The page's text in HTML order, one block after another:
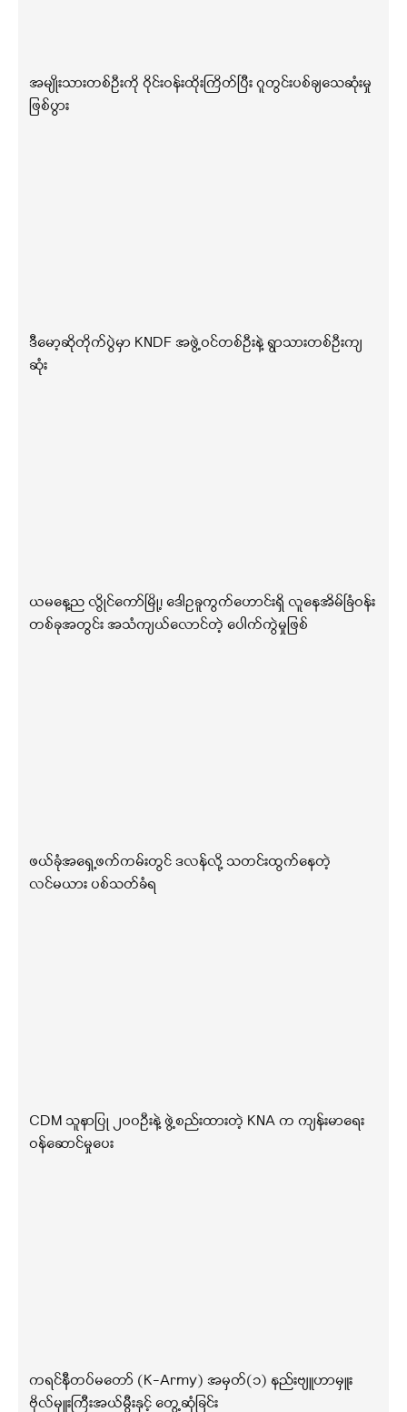
အမျိုးသားတစ်ဦးကို ဝိုင်းဝန်းထိုးကြိတ်ပြီး ဂူတွင်းပစ်ချသေဆုံးမှု
ဖြစ်ပွား
ဒီမော့ဆိုတိုက်ပွဲမှာ KNDF အဖွဲ့ဝင်တစ်ဦးနဲ့ ရွာသားတစ်ဦးကျ
ဆုံး
ယမနေ့ည လွိုင်ကော်မြို့၊ ဒေါဥခူကွက်ဟောင်းရှိ လူနေအိမ်ခြံဝန်း
တစ်ခုအတွင်း အသံကျယ်လောင်တဲ့ ပေါက်ကွဲမှုဖြစ်
ဖယ်ခုံအရှေ့ဖက်ကမ်းတွင် ဒလန်လို့ သတင်းထွက်နေတဲ့
လင်မယား ပစ်သတ်ခံရ
CDM သူနာပြု ၂၀၀ဦးနဲ့ ဖွဲ့စည်းထားတဲ့ KNA က ကျန်းမာရေး
ဝန်ဆောင်မှုပေး
ကရင်နီတပ်မတော် (K-Army) အမှတ်(၁) နည်းဗျူဟာမှူး
ဗိုလ်မှူးကြီးအယ်မွီးနှင့် တွေ့ဆုံခြင်း